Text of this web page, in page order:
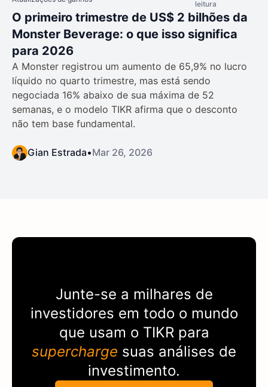
leitura
O primeiro trimestre de US$ 2 bilhões da
Monster Beverage: o que isso significa
para 2026
A Monster registrou um aumento de 65,9% no lucro
líquido no quarto trimestre, mas está sendo
negociada 16% abaixo de sua máxima de 52
semanas, e o modelo TIKR afirma que o desconto
não tem base fundamental.
Gian Estrada•Mar 26, 2026
Junte-se a milhares de
investidores em todo o mundo
que usam o TIKR para
supercharge suas análises de
investimento.